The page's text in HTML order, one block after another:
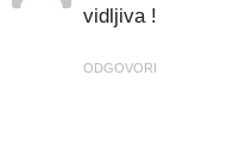
vidljiva !
ODGOVORI